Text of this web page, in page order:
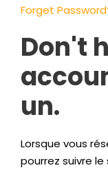
Forget Password
Don't
un.
Lorsque vous
pourrez suivre